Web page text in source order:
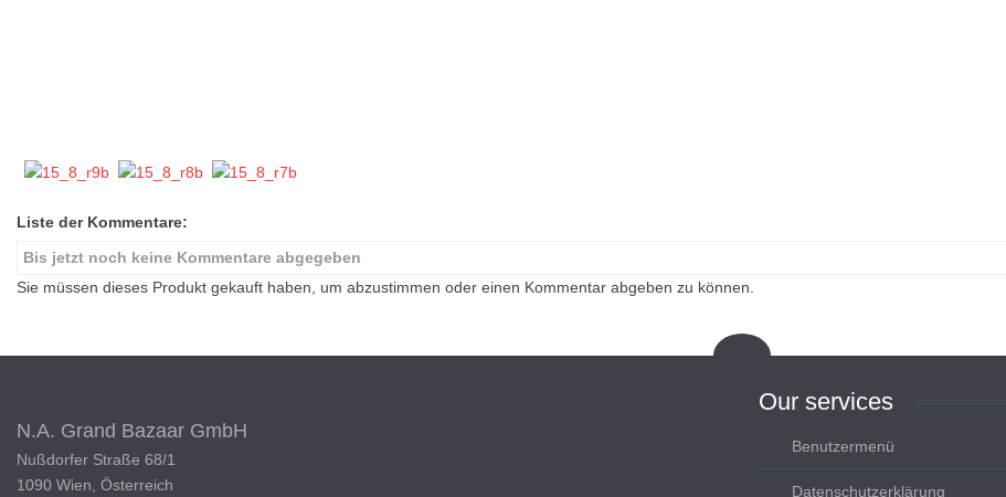
Liste der Kommentare:
Bis jetzt noch keine Kommentare abgegeben
Sie müssen dieses Produkt gekauft haben, um abzustimmen oder einen Kommentar abgeben zu können.
N.A. Grand Bazaar GmbH
Nußdorfer Straße 68/1
1090 Wien, Österreich
Our services
Benutzermenü
Datenschutzerklärung